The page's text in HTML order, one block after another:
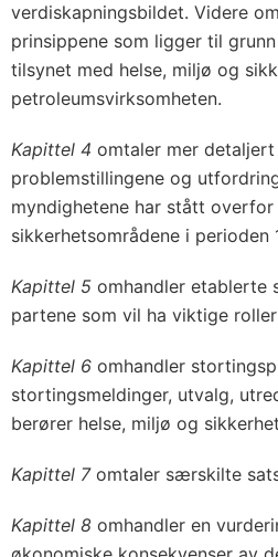
verdiskapningsbildet. Videre
prinsippene som ligger til
tilsynet med helse, miljø og
petroleumsvirksomheten.
Kapittel 4 omtaler mer
problemstillingene og
myndighetene har stått
sikkerhetsområdene i perioden
Kapittel 5 omhandler etablerte
partene som vil ha viktige
Kapittel 6 omhandler
stortingsmeldinger, utvalg,
berører helse, miljø og
Kapittel 7omtaler særskilte
Kapittel 8 omhandler en